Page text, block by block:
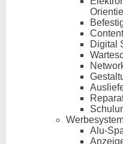
Digital
Alu-